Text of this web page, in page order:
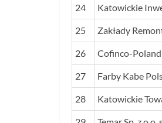
24 Katowickie
25 Zakłady
26 Cofinco-Poland
27 Farby Kabe
28 Katowickie